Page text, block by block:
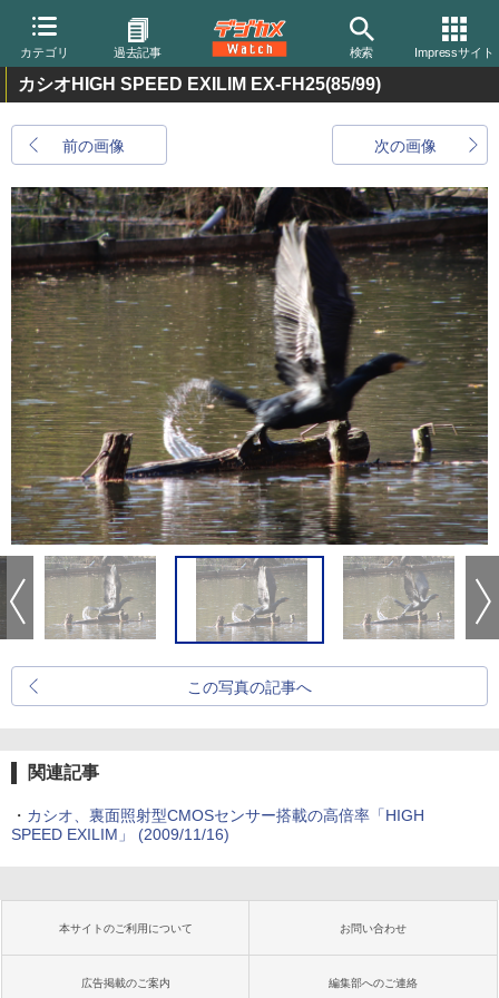
カテゴリ 過去記事 検索 Impressサイト
カシオHIGH SPEED EXILIM EX-FH25(85/99)
前の画像 次の画像
この写真の記事へ
関連記事
・ カシオ、裏面照射型CMOSセンサー搭載の高倍率「HIGH
SPEED EXILIM」 (2009/11/16)
本サイトのご利用について お問い合わせ
広告掲載のご案内 編集部へのご連絡